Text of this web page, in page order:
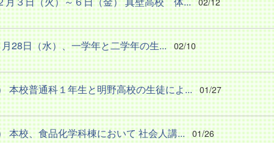
28日（水）、一学年と二学年の生... 02/10
本校普通科１年生と明野高校の生徒によ... 01/27
本校、食品化学科棟において 社会人講... 01/26